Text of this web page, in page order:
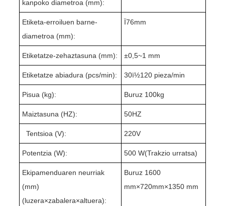
kanpoko diametroa (mm):
Etiketa-erroiluen barne-
diametroa (mm):
Ï76mm
Etiketatze-zehaztasuna (mm): ±0,5~1 mm
Etiketatze abiadura (pcs/min): 30ï½1 20 pieza/min
Pisua (kg): Buruz 100kg
Maiztasuna (HZ): 50HZ
Tentsioa (V): 220V
Potentzia (W): 500 W(Trakzio urratsa)
Ekipamenduaren neurriak
(mm)
(luzera×zabalera×altuera):
Buruz 1600
mm×720mm×1350 mm